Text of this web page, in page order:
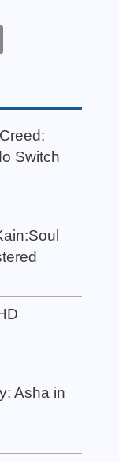
Switch
Asha in